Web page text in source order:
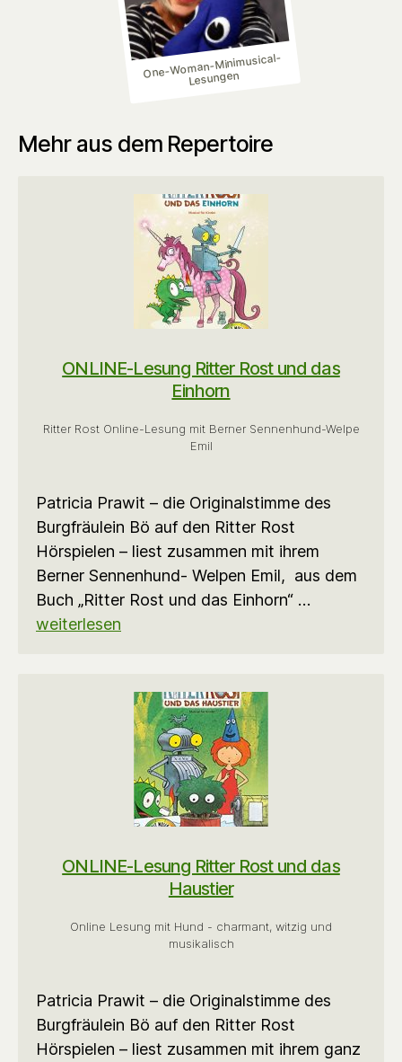
One-Woman-Minimusical-
Lesungen
Mehr aus dem Repertoire
ONLINE-Lesung Ritter Rost und das
Einhorn
Ritter Rost Online-Lesung mit Berner Sennenhund-Welpe
Emil
Patricia Prawit – die Originalstimme des
Burgfräulein Bö auf den Ritter Rost
Hörspielen – liest zusammen mit ihrem
Berner Sennenhund- Welpen Emil, aus dem
Buch „Ritter Rost und das Einhorn“ …
weiterlesen
ONLINE-Lesung Ritter Rost und das
Haustier
Online Lesung mit Hund - charmant, witzig und
musikalisch
Patricia Prawit – die Originalstimme des
Burgfräulein Bö auf den Ritter Rost
Hörspielen – liest zusammen mit ihrem ganz